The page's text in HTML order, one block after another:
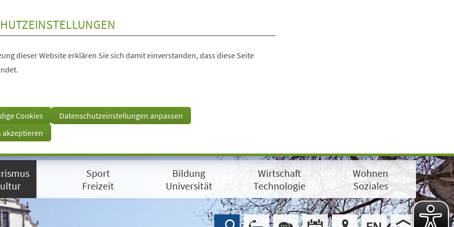
dieser Website erklären Sie sich damit einverstanden, dass diese Seite
Cookies
Datenschutzeinstellungen anpassen
akzeptieren
Sport
Freizeit
Bildung
Universität
Wirtschaft
Technologie
Wohnen
Soziales